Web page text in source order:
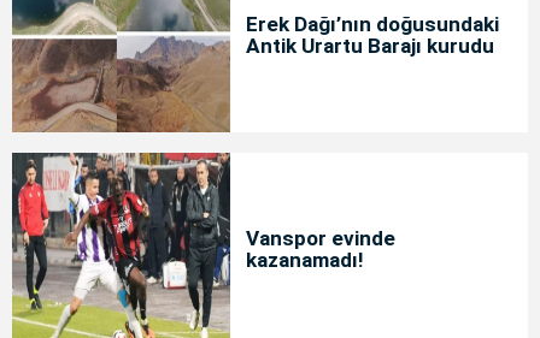
Erek Dağı’nın doğusundaki
Antik Urartu Barajı kurudu
Vanspor evinde
kazanamadı!